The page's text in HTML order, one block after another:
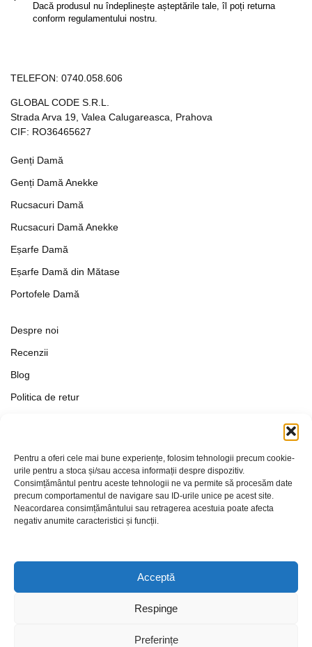
Pentru a oferi cele mai bune experiențe, folosim tehnologii precum cookie-
urile pentru a stoca și/sau accesa informații despre dispozitiv.
Consimțământul pentru aceste tehnologii ne va permite să procesăm date
precum comportamentul de navigare sau ID-urile unice pe acest site.
Neacordarea consimțământului sau retragerea acestuia poate afecta
negativ anumite caracteristici și funcții.
Acceptă
Respinge
Preferințe
Dacă produsul nu îndeplinește așteptările tale, îl poți returna
conform regulamentului nostru.
TELEFON: 0740.058.606
GLOBAL CODE S.R.L.
Strada Arva 19, Valea Calugareasca, Prahova
CIF: RO36465627
Genți Damă
Genți Damă Anekke
Rucsacuri Damă
Rucsacuri Damă Anekke
Eșarfe Damă
Eșarfe Damă din Mătase
Portofele Damă
Despre noi
Recenzii
Blog
Politica de retur
Politica de Confidențialitate
Politica de cookies
Setări Cookie-uri
Contact